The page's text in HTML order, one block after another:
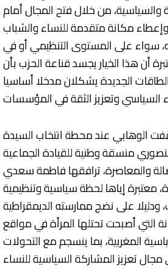
والسياسية، من خلال فتح المجال أمام
وإعطاء مكانة متقدمة للنساء والشباب
سواء على المستوى التنظيمي أو في
أن هذا الخيار يجسد قناعة الحزب بأن
الجديدة يشكلان مدخلا أساسيا
الوهابي عند محطة انتخاب السيدة
منسقة وطنية للقيادة الجماعية
والمعاصرة، ترافقها فاطمة سعدي
معتبرة إياها لحظة سياسية وتنظيمية
ودليلا على نضج ممارسته الديمقراطية
التي أصبحت تحتلها المرأة في مواقع
المغربية، بما ينسجم مع التحولات